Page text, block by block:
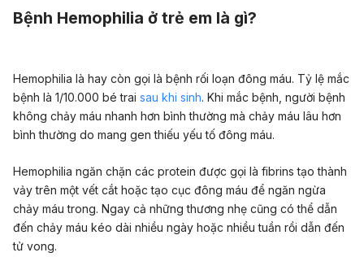
Bệnh Hemophilia ở trẻ em là gì?
Hemophilia là hay còn gọi là bệnh rối loạn đông máu. Tỷ lệ mắc
bệnh là 1/10.000 bé trai sau khi sinh. Khi mắc bệnh, người bệnh
không chảy máu nhanh hơn bình thường mà chảy máu lâu hơn
bình thường do mang gen thiếu yếu tố đông máu.
Hemophilia ngăn chặn các protein được gọi là fibrins tạo thành
vảy trên một vết cắt hoặc tạo cục đông máu để ngăn ngừa
chảy máu trong. Ngay cả những thương nhẹ cũng có thể dẫn
đến chảy máu kéo dài nhiều ngày hoặc nhiều tuần rồi dẫn đến
tử vong.